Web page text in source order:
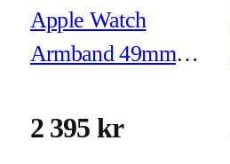
Apple Watch
Armband 49mm
Milanesisk loop -
2 395 kr